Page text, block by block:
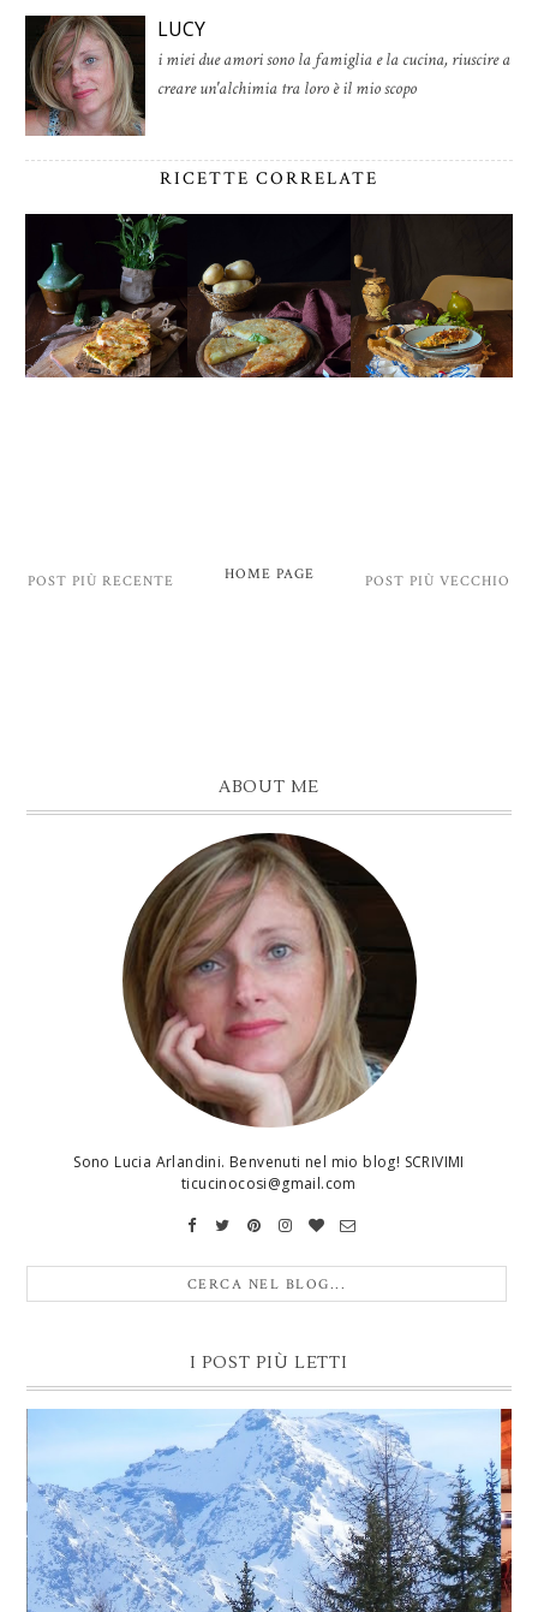
LUCY
i miei due amori sono la famiglia e la cucina, riuscire a
creare un'alchimia tra loro è il mio scopo
RICETTE CORRELATE
POST PIÙ RECENTE POST PIÙ VECCHIO
HOME PAGE
ABOUT ME
Sono Lucia Arlandini. Benvenuti nel mio blog! SCRIVIMI
ticucinocosi@gmail.com
I POST PIÙ LETTI